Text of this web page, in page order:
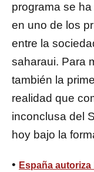
programa se
en uno de los
entre la
saharaui. Para
también la
realidad que
inconclusa del
hoy bajo la
• España